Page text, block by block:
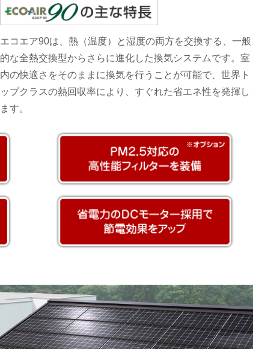
エコエア90は、熱（温度）と湿度の両方を交換する、一般
的な全熱交換型からさらに進化した換気システムです。室
内の快適さをそのままに換気を行うことが可能で、世界ト
ップクラスの熱回収率により、すぐれた省エネ性を発揮し
ます。